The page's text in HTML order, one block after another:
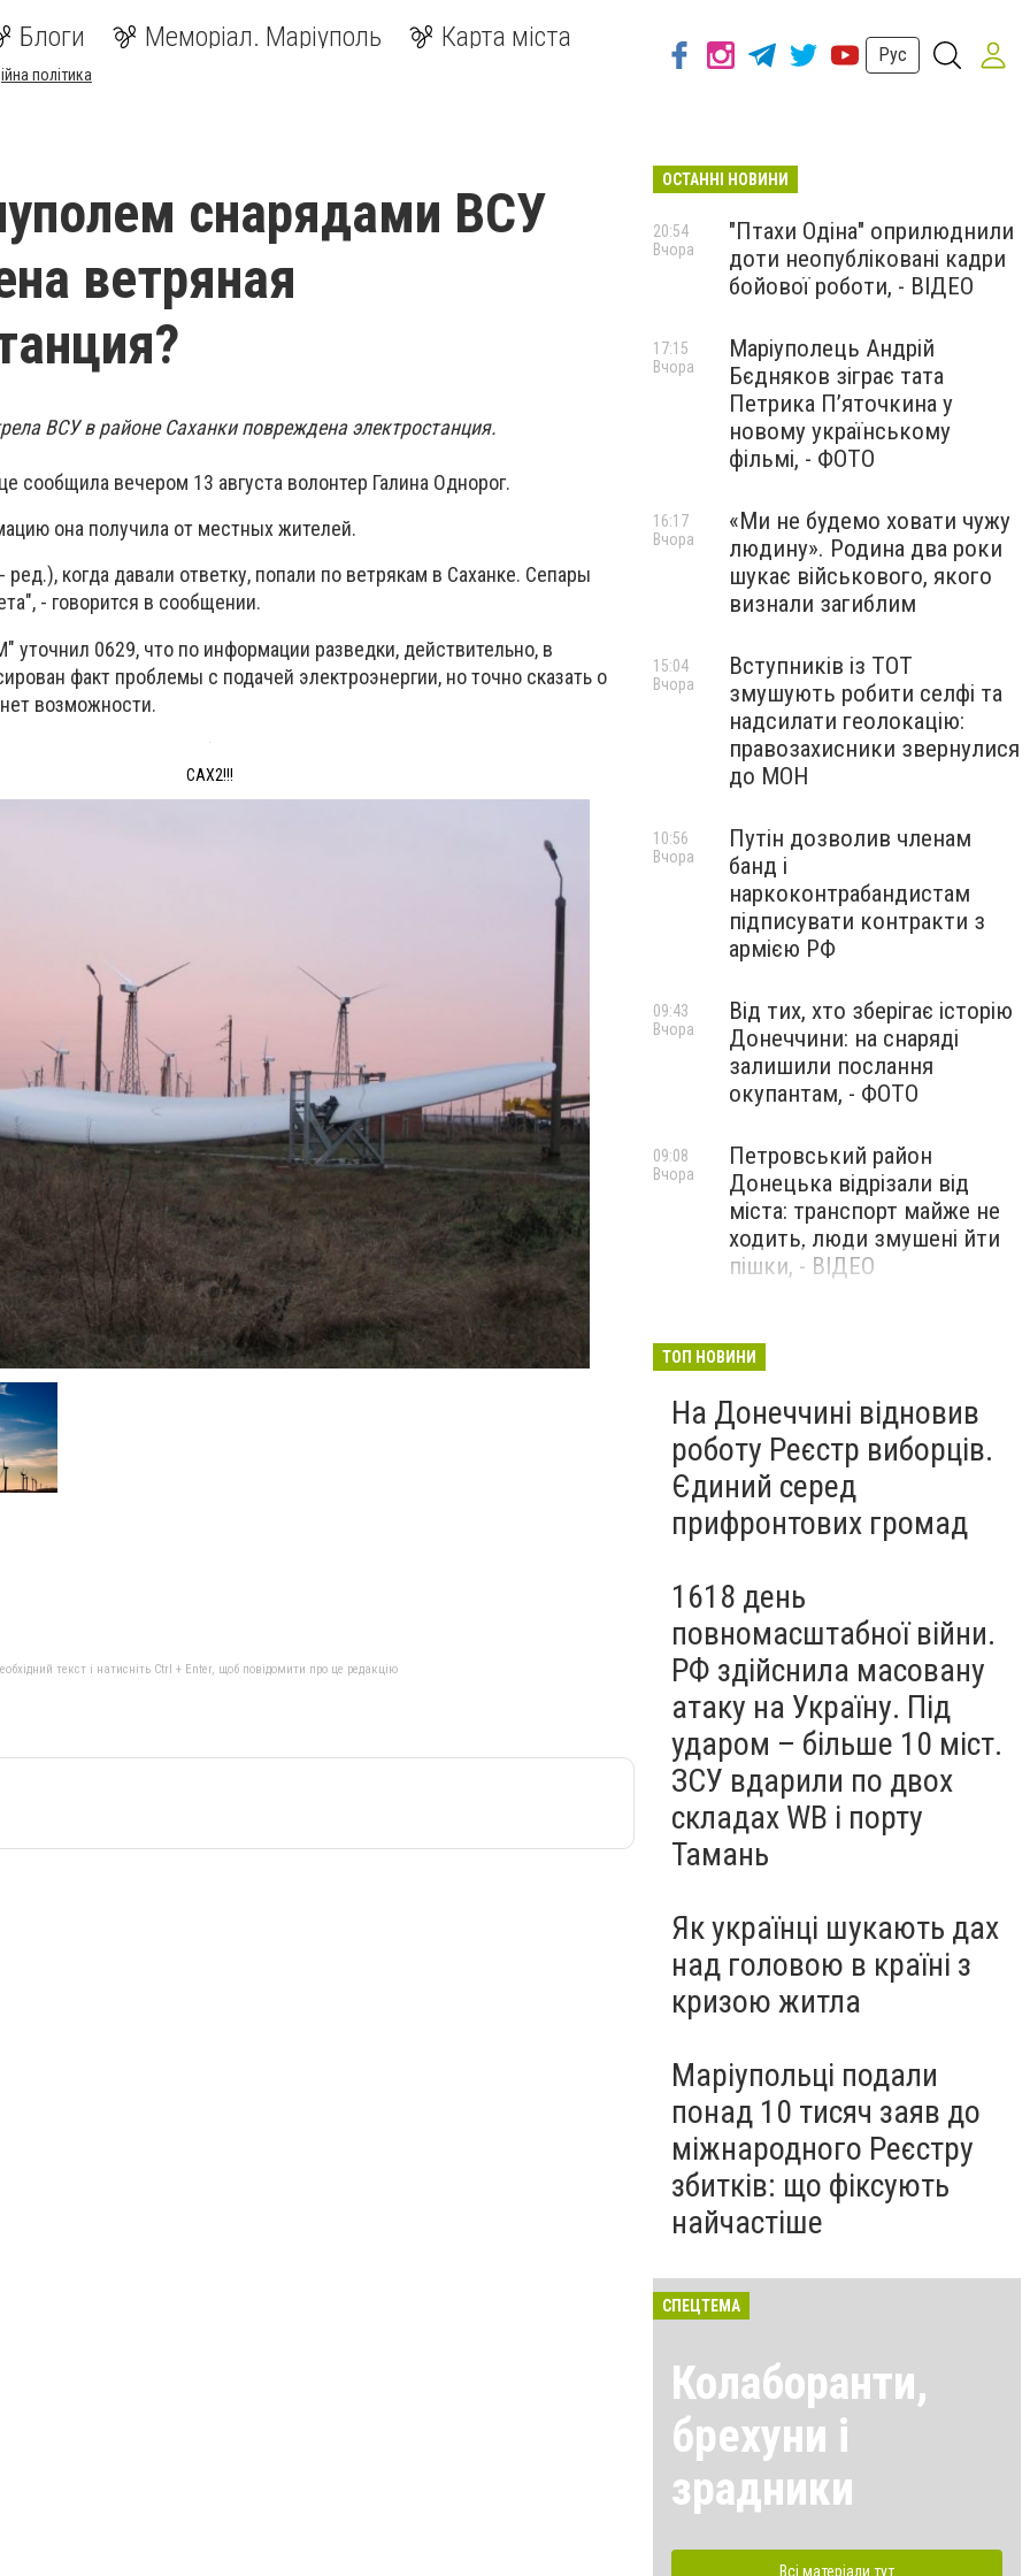
Блоги Меморіал. Маріуполь Карта міста
політика
Рус
снарядами ВСУ
ветряная
ВСУ в районе Саханки повреждена электростанция.
сообщила вечером 13 августа волонтер Галина Однорог.
она получила от местных жителей.
когда давали ответку, попали по ветрякам в Саханке. Сепары
- говорится в сообщении.
уточнил 0629, что по информации разведки, действительно, в
факт проблемы с подачей электроэнергии, но точно сказать о
возможности.
САХ2!!!
сах
текст і натисніть Ctrl + Enter, щоб повідомити про це редакцію
ОСТАННІ НОВИНИ
"Птахи Одіна" оприлюднили
доти неопубліковані кадри
бойової роботи, - ВІДЕО
20:54
Вчора
Маріуполець Андрій
Бєдняков зіграє тата
Петрика П’яточкина у
новому українському
фільмі, - ФОТО
17:15
Вчора
«Ми не будемо ховати чужу
людину». Родина два роки
шукає військового, якого
визнали загиблим
16:17
Вчора
Вступників із ТОТ
змушують робити селфі та
надсилати геолокацію:
правозахисники звернулися
до МОН
15:04
Вчора
Путін дозволив членам
банд і
наркоконтрабандистам
підписувати контракти з
армією РФ
10:56
Вчора
Від тих, хто зберігає історію
Донеччини: на снаряді
залишили послання
окупантам, - ФОТО
09:43
Вчора
Петровський район
Донецька відрізали від
міста: транспорт майже не
ходить, люди змушені йти
пішки, - ВІДЕО
09:08
Вчора
війни. РФ вдарила
столиці. 15 людей загинули.
В Росії палають
енергопідстанції та
черговий WB
Вчора
ТОП НОВИНИ
На Донеччині відновив
роботу Реєстр виборців.
Єдиний серед
прифронтових громад
1618 день
повномасштабної війни.
РФ здійснила масовану
атаку на Україну. Під
ударом – більше 10 міст.
ЗСУ вдарили по двох
складах WB і порту
Тамань
Як українці шукають дах
над головою в країні з
кризою житла
Маріупольці подали
понад 10 тисяч заяв до
міжнародного Реєстру
збитків: що фіксують
найчастіше
СПЕЦТЕМА
Колаборанти,
брехуни і
зрадники
Всі матеріали тут